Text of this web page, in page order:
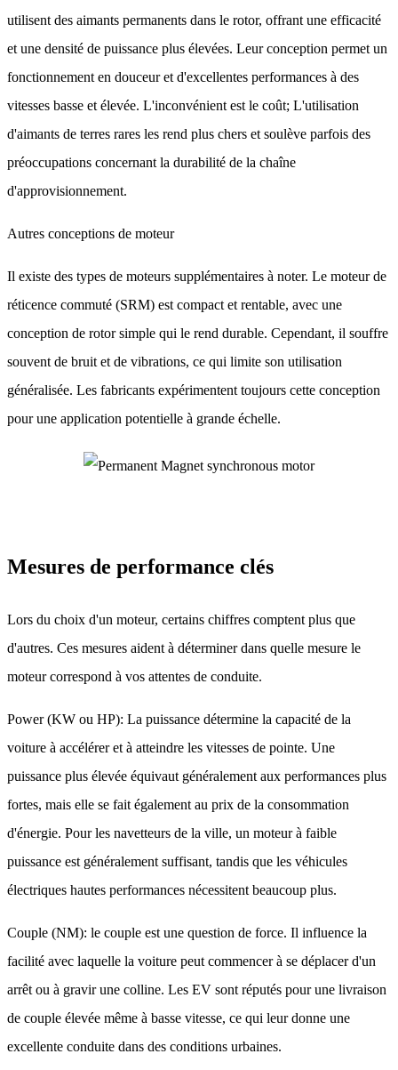
utilisent des aimants permanents dans le rotor, offrant une efficacité
et une densité de puissance plus élevées. Leur conception permet un
fonctionnement en douceur et d'excellentes performances à des
vitesses basse et élevée. L'inconvénient est le coût; L'utilisation
d'aimants de terres rares les rend plus chers et soulève parfois des
préoccupations concernant la durabilité de la chaîne
d'approvisionnement.
Autres conceptions de moteur
Il existe des types de moteurs supplémentaires à noter. Le moteur de
réticence commuté (SRM) est compact et rentable, avec une
conception de rotor simple qui le rend durable. Cependant, il souffre
souvent de bruit et de vibrations, ce qui limite son utilisation
généralisée. Les fabricants expérimentent toujours cette conception
pour une application potentielle à grande échelle.
Mesures de performance clés
Lors du choix d'un moteur, certains chiffres comptent plus que
d'autres. Ces mesures aident à déterminer dans quelle mesure le
moteur correspond à vos attentes de conduite.
Power (KW ou HP): La puissance détermine la capacité de la
voiture à accélérer et à atteindre les vitesses de pointe. Une
puissance plus élevée équivaut généralement aux performances plus
fortes, mais elle se fait également au prix de la consommation
d'énergie. Pour les navetteurs de la ville, un moteur à faible
puissance est généralement suffisant, tandis que les véhicules
électriques hautes performances nécessitent beaucoup plus.
Couple (NM): le couple est une question de force. Il influence la
facilité avec laquelle la voiture peut commencer à se déplacer d'un
arrêt ou à gravir une colline. Les EV sont réputés pour une livraison
de couple élevée même à basse vitesse, ce qui leur donne une
excellente conduite dans des conditions urbaines.